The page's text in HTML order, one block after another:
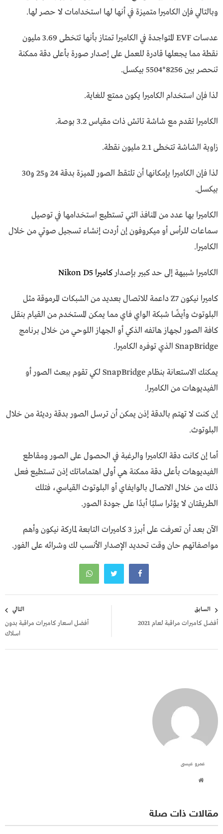
وبالتالي فإن الكاميرا متميزة في أنها لها استخدامات لا حصر لها.
عدسات EVF المتواجدة في الكاميرا تمتاز بأنها تتخطى 3.69 مليون
نقطة مما يجعلها قادرة للعمل على إصدار صورة بأعلى دقة ممكنة
تنحصر بين 8256*5504 بيكسل.
لذا فإن استخدام الكاميرا يكون ممتع للغاية.
الكاميرا تقدم مع شاشة تاتش ذات مقياس 3.2 بوصة.
زاوية الشاشة تتخطى 2.1 مليون نقطة.
لذا فإن الكاميرا بإمكانها أن تلتقط الصور المميزة بدقة 24 و25 و30
بيكسل.
الكاميرا بها عدد من المنافذ التي تستطيع استخدامها في توصيل
سماعات للرأس أو ميكروفون إن أردت إنشاء تسجيل صوتي من خلال
الكاميرا.
الكاميرا شبيهة إلى حد كبير بإصدار كاميرا Nikon D5
كاميرا نيكون Z7 داعمة للاتصال بعديد من الشبكات المرموقة مثل
البلوتوث وأيضًا شبكة الواي فاي مما يمكن المستخدم من القيام بنقل
كافة الصور لجهاز هاتفه الذكي أو الجهاز اللوحي من خلال برنامج
SnapBridge الذي توفره الكاميرا.
يمكنك الاستعانة بنظام SnapBridge لكي تقوم ببعث الصور أو
الفيديوهات من الكاميرا.
إن كنت لا تهتم بالدقة إذن يمكن أن ترسل الصور بدقة رديئة من خلال
البلوتوث.
أما إن كانت دقة الكاميرا والرغبة في الحصول على الصور ومقاطع
الفيديوهات بأعلى دقة ممكنة هي أولى اهتماماتك إذن تستطيع فعل
ذلك من خلال الاتصال بالوايفاي أو البلوتوث القياسي، فتلك
الطريقتان لا يؤثرا سلبًا أبدًا على جودة الصور.
الآن بعد أن تعرفت على أبرز 3 كاميرات التابعة لماركة نيكون وأهم
مواصفاتهم حان وقت تحديد الإصدار الأنسب لك وشرائه على الفور.
المقالات
السابق
أفضل كاميرات مراقبة لعام 2021
التالي
أفضل اسعار كاميرات مراقبة بدون
اسلاك
عمرو عيسى
مقالات ذات صلة